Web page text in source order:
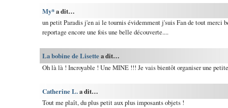
My*a dit…
un petit Paradis j'en ai le tournis évidemment j'suis Fan de tout merci
reportage encore une fois une belle découverte....
La bobine de Lisettea dit…
Oh là là ! Incroyable ! Une MINE !!! Je vais bientôt organiser une
Catherine L.a dit…
Tout me plaît, du plus petit aux plus imposants objets !